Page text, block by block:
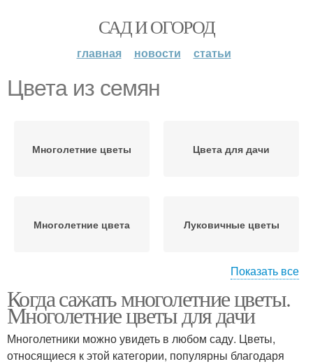
САД И ОГОРОД
главная новости статьи
Цвета из семян
Многолетние цветы Цвета для дачи
Многолетние цвета Луковичные цветы
Цвета без рассады Низкорослые цветы
Показать все
Когда сажать многолетние цветы.
Многолетние цветы для дачи
Многолетники можно увидеть в любом саду. Цветы,
относящиеся к этой категории, популярны благодаря